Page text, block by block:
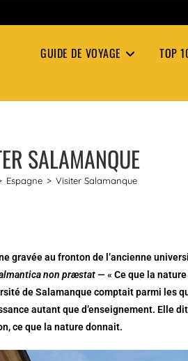
GUIDE DE VOYAGE TOP
SALAMANQUE
Espagne > Visiter Salamanque
gravée au fronton de l’ancienne
non præstat— « Ce que la
de Salamanque comptait parmi les
autant que d’enseignement. Elle
ce que la nature donnait.